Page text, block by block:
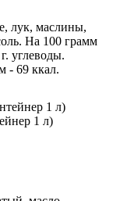
лук, маслины,
На 100 грамм
углеводы.
- 69 ккал.
1 л)